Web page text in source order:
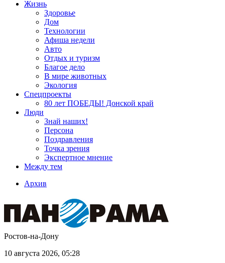
Жизнь
Здоровье
Дом
Технологии
Афиша недели
Авто
Отдых и туризм
Благое дело
В мире животных
Экология
Спецпроекты
80 лет ПОБЕДЫ! Донской край
Люди
Знай наших!
Персона
Поздравления
Точка зрения
Экспертное мнение
Между тем
Архив
Ростов-на-Дону
10 августа 2026, 05:28